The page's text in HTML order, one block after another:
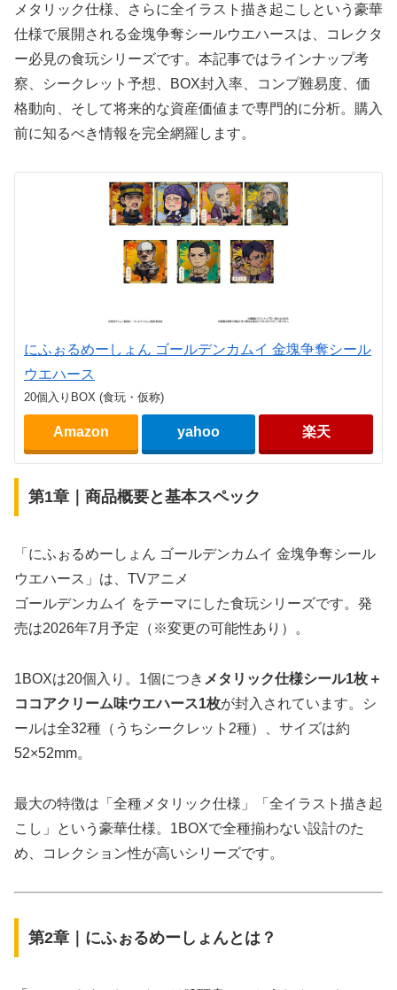
メタリック仕様、さらに全イラスト描き起こしという豪華
仕様で展開される金塊争奪シールウエハースは、コレクタ
ー必見の食玩シリーズです。本記事ではラインナップ考
察、シークレット予想、BOX封入率、コンプ難易度、価
格動向、そして将来的な資産価値まで専門的に分析。購入
前に知るべき情報を完全網羅します。
にふぉるめーしょん ゴールデンカムイ 金塊争奪シール
ウエハース
20個入りBOX (食玩・仮称)
Amazon yahoo 楽天
第1章｜商品概要と基本スペック
「にふぉるめーしょん ゴールデンカムイ 金塊争奪シール
ウエハース」は、TVアニメ
ゴールデンカムイ をテーマにした食玩シリーズです。発
売は2026年7月予定（※変更の可能性あり）。
1BOXは20個入り。1個につき メタリック仕様シール1枚＋
ココアクリーム味ウエハース1枚が封入されています。シ
ールは全32種（うちシークレット2種）、サイズは約
52×52mm。
最大の特徴は「全種メタリック仕様」「全イラスト描き起
こし」という豪華仕様。1BOXで全種揃わない設計のた
め、コレクション性が高いシリーズです。
第2章｜にふぉるめーしょんとは？